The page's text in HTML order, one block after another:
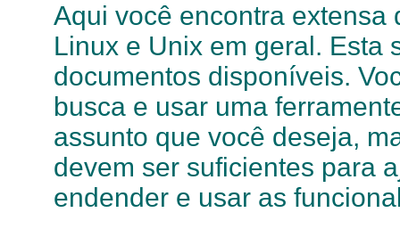
Aqui você encontra
Linux e Unix em geral. Esta
documentos disponíveis.
busca e usar uma
assunto que você deseja,
devem ser suficientes para
endender e usar as